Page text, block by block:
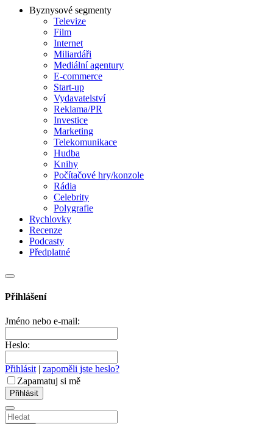
Byznysové segmenty
Televize
Film
Internet
Miliardáři
Mediální agentury
E-commerce
Start-up
Vydavatelství
Reklama/PR
Investice
Marketing
Telekomunikace
Hudba
Knihy
Počítačové hry/konzole
Rádia
Celebrity
Polygrafie
Rychlovky
Recenze
Podcasty
Předplatné
Přihlášení
Jméno nebo e-mail:
Heslo:
Přihlásit | zapoměli jste heslo?
Zapamatuj si mě